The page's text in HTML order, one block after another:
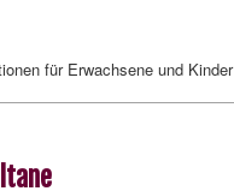
für Erwachsene und Kinder